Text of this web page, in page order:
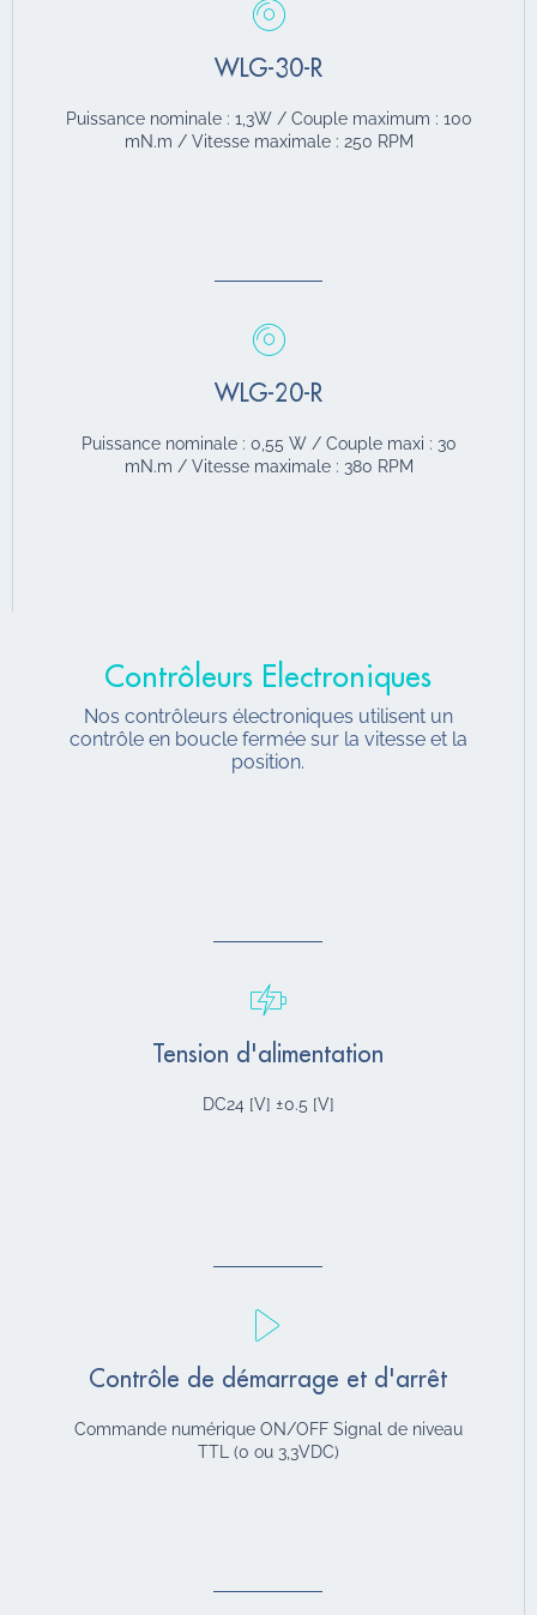
WLG-30-R
Puissance nominale : 1,3W / Couple maximum : 100
mN.m / Vitesse maximale : 250 RPM
WLG-20-R
Puissance nominale : 0,55 W / Couple maxi : 30
mN.m / Vitesse maximale : 380 RPM
Contrôleurs Electroniques
Nos contrôleurs électroniques utilisent un
contrôle en boucle fermée sur la vitesse et la
position.
Tension d'alimentation
DC24 [V] ±0.5 [V]
Contrôle de démarrage et d'arrêt
Commande numérique ON/OFF Signal de niveau
TTL (0 ou 3,3VDC)